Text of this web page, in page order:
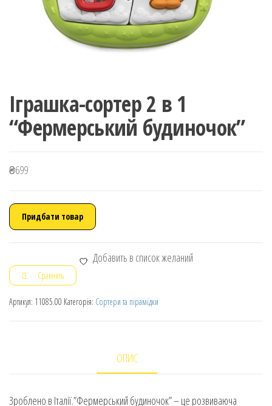
Іграшка-сортер 2 в 1
“Фермерський будиночок”
₴699
Придбати товар
Добавить в список желаний
Сравнить
Артикул: 11085.00 Категорія: Сортери та пірамідки
ОПИС
Зроблено в Італії.”Фермерський будиночок” – це розвиваюча